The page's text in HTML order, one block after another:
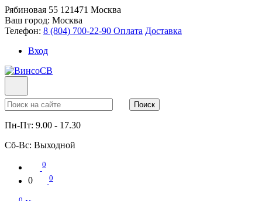
Рябиновая 55 121471 Москва
Ваш город: Москва
Телефон: 8 (804) 700-22-90 Оплата Доставка
Вход
Поиск
Пн-Пт: 9.00 - 17.30
Сб-Вс: Выходной
0
0 0